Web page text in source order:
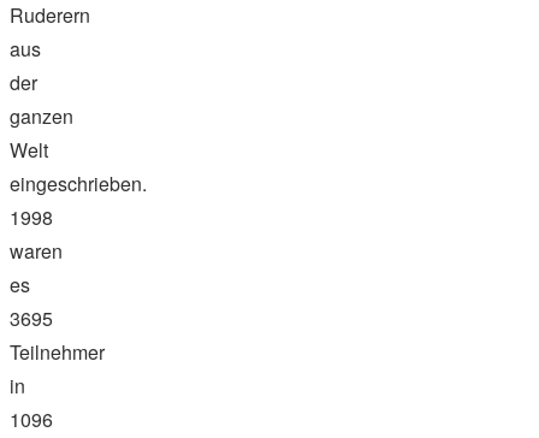
Ruderern
aus
der
ganzen
Welt
eingeschrieben.
1998
waren
es
3695
Teilnehmer
in
1096